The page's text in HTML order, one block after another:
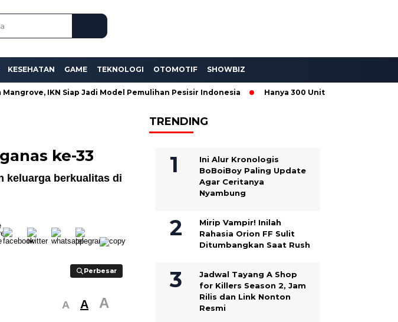
KESEHATAN GAME TEKNOLOGI OTOMOTIF SHOWBIZ
IKN Siap Jadi Model Pemulihan Pesisir Indonesia Hanya 300 Unit! Wuling Aira EV Toy
ke-33
keluarga berkualitas di
Perbesar
Perbesar
A A A
TRENDING
Ini Alur Kronologis
BoBoiBoy Paling Update
Agar Ceritanya
Nyambung
Mirip Vampir! Inilah
Rahasia Orion FF Sulit
Ditumbangkan Saat Rush
Jadwal Tayang A Shop
for Killers Season 2, Jam
Rilis dan Link Nonton
Resmi